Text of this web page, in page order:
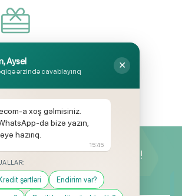
seçimi
mütəmadi olaraq,
keçirilir.
ilk siz xəbərdar olun!
Aysel
ərzində cavablayırıq
✕
a xoş gəlmisiniz.
da bizə yazın,
hazırıq.
15:45
Kredit şərtləri Endirim var?